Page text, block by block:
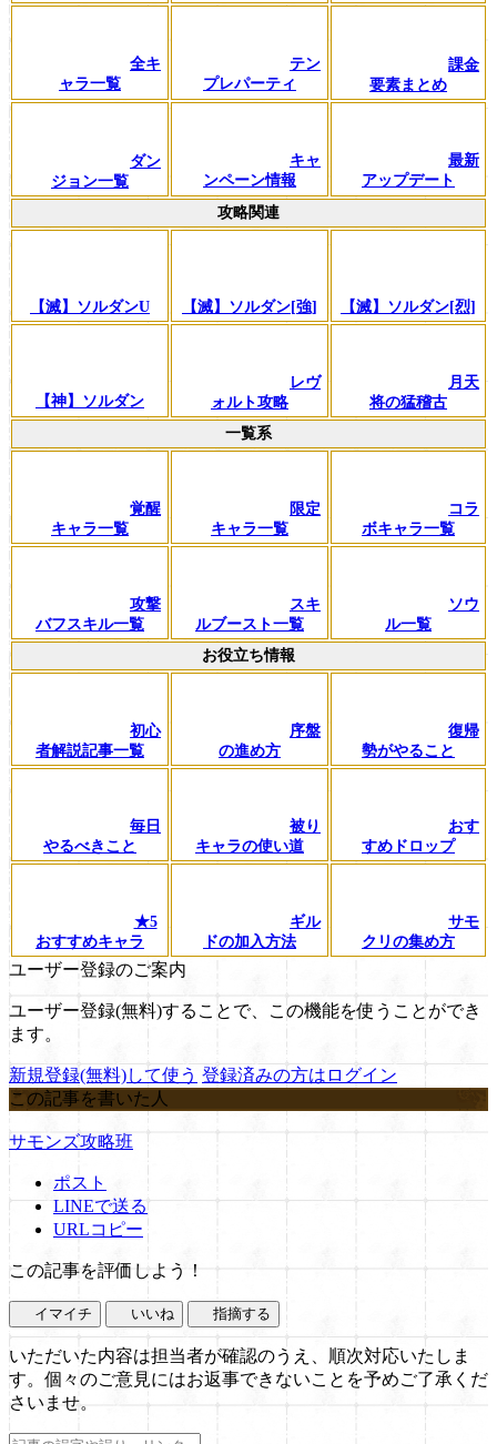
全キ
ャラ一覧
テン
プレパーティ
課金
要素まとめ
ダン
ジョン一覧
キャ
ンペーン情報
最新
アップデート
攻略関連
【滅】ソルダンU 【滅】ソルダン[強] 【滅】ソルダン[烈]
【神】ソルダン
レヴ
ォルト攻略
月天
将の猛稽古
一覧系
覚醒
キャラ一覧
限定
キャラ一覧
コラ
ボキャラ一覧
攻撃
バフスキル一覧
スキ
ルブースト一覧
ソウ
ル一覧
お役立ち情報
初心
者解説記事一覧
序盤
の進め方
復帰
勢がやること
毎日
やるべきこと
被り
キャラの使い道
おす
すめドロップ
★5
おすすめキャラ
ギル
ドの加入方法
サモ
クリの集め方
ユーザー登録のご案内
ユーザー登録(無料)することで、この機能を使うことができ
ます。
新規登録(無料)して使う 登録済みの方はログイン
この記事を書いた人
サモンズ攻略班
ポスト
LINEで送る
URLコピー
この記事を評価しよう！
イマイチ いいね 指摘する
いただいた内容は担当者が確認のうえ、順次対応いたしま
す。個々のご意見にはお返事できないことを予めご了承くだ
さいませ。